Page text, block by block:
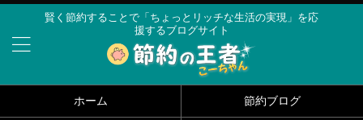
賢く節約することで「ちょっとリッチな生活の実現」を応
援するブログサイト
ホーム 節約ブログ